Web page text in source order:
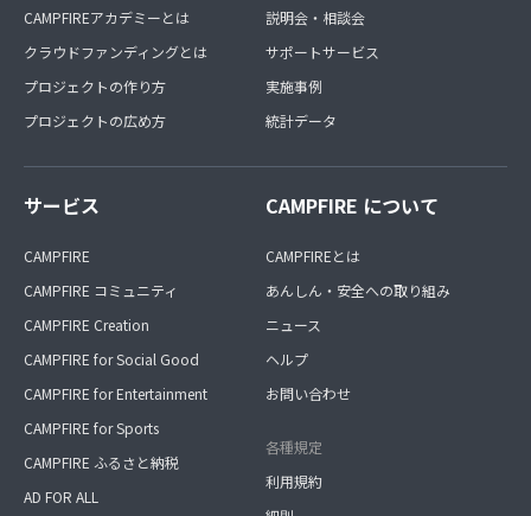
CAMPFIREアカデミーとは
クラウドファンディングとは
プロジェクトの作り方
プロジェクトの広め方
説明会・相談会
サポートサービス
実施事例
統計データ
サービス
CAMPFIRE
CAMPFIRE コミュニティ
CAMPFIRE Creation
CAMPFIRE for Social Good
CAMPFIRE for Entertainment
CAMPFIRE for Sports
CAMPFIRE ふるさと納税
AD FOR ALL
CAMPFIRE について
CAMPFIREとは
あんしん・安全への取り組み
ニュース
ヘルプ
お問い合わせ
各種規定
利用規約